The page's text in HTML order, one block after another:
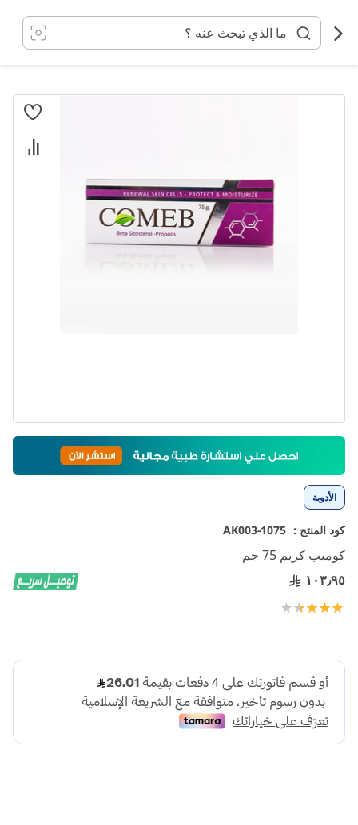
المحتوى
الأدوية
كود المنتج : 1075-AK003
كوميب كريم 75 جم
١٠٣٫٩٥
تقييم:
انتقل
تخطي
بداية
معرض
الصور